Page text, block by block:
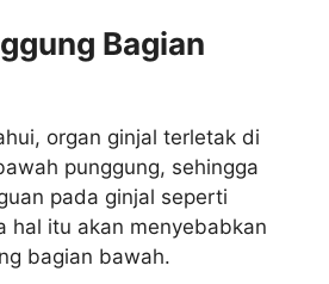
Bagian
organ ginjal terletak di
punggung, sehingga
pada ginjal seperti
hal itu akan menyebabkan
bagian bawah.